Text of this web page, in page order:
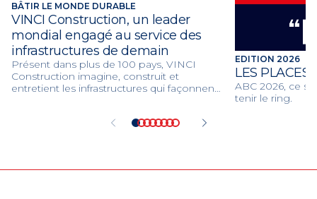
BÂTIR LE MONDE DURABLE
VINCI Construction, un leader
mondial engagé au service des
infrastructures de demain
Présent dans plus de 100 pays, VINCI
Construction imagine, construit et
entretient les infrastructures qui façonnent
collaborateurs, le groupe réalise chaque
EDITION 2026
LES PLACES
ABC 2026, ce
tenir le ring.